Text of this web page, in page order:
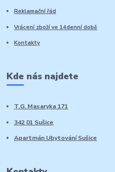
Reklamační řád
Vrácení zboží ve 14denní době
Kontakty
Kde nás najdete
T.G. Masaryka 171
342 01 Sušice
Apartmán Ubytování Sušice